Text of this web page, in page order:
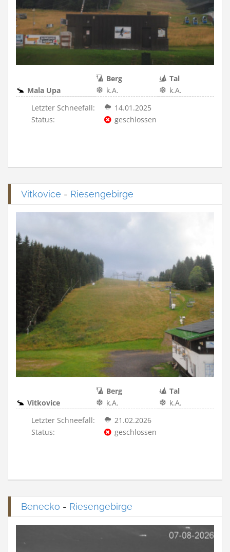
Berg
Tal
Mala Upa
k.A.
k.A.
Letzter Schneefall:
14.01.2025
Status:
geschlossen
Vitkovice - Riesengebirge
Berg
Tal
Vitkovice
k.A.
k.A.
Letzter Schneefall:
21.02.2026
Status:
geschlossen
Benecko - Riesengebirge